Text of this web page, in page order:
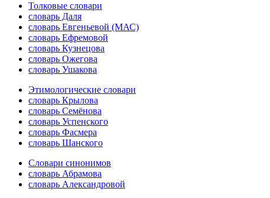
Толковые словари
словарь Даля
словарь Евгеньевой (МАС)
словарь Ефремовой
словарь Кузнецова
словарь Ожегова
словарь Ушакова
Этимологические словари
словарь Крылова
словарь Семёнова
словарь Успенского
словарь Фасмера
словарь Шанского
Словари синонимов
словарь Абрамова
словарь Александровой